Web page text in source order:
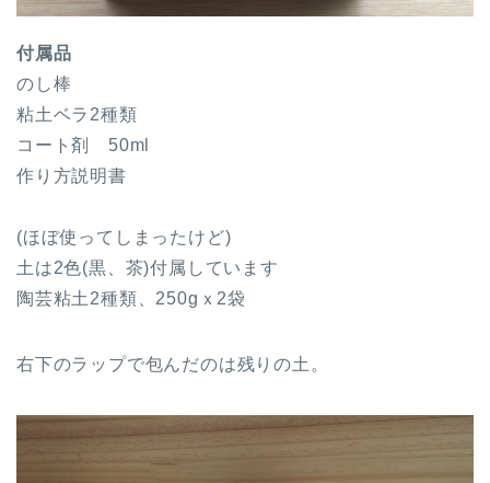
付属品
のし棒
粘土ベラ2種類
コート剤 50ml
作り方説明書
(ほぼ使ってしまったけど)
土は2色(黒、茶)付属しています
陶芸粘土2種類、250gｘ2袋
右下のラップで包んだのは残りの土。